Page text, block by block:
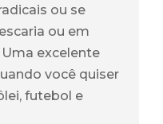
ou se
ou em
excelente
você quiser
futebol e